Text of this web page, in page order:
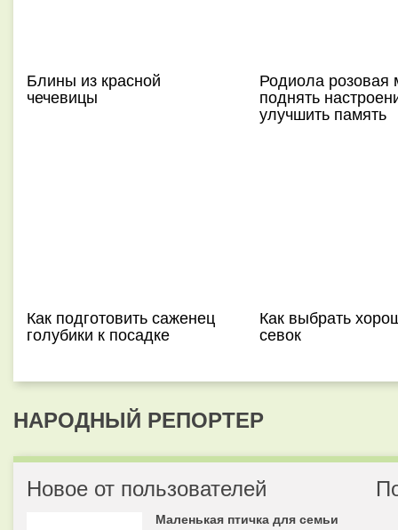
Блины из красной
чечевицы
Родиола розовая
поднять
улучшить память
Как подготовить саженец
голубики к посадке
Как выбрать
севок
НАРОДНЫЙ РЕПОРТЕР
Новое от пользователей
Маленькая птичка для семьи